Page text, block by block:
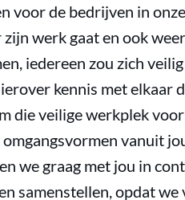
voor de bedrijven in
werk gaat en ook
iedereen zou zich
kennis met elkaar
die veilige werkplek
vanuit
we graag met jou in
samenstellen, opdat